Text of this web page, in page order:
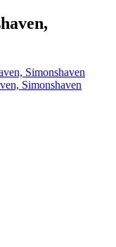
Simonshaven
Simonshaven